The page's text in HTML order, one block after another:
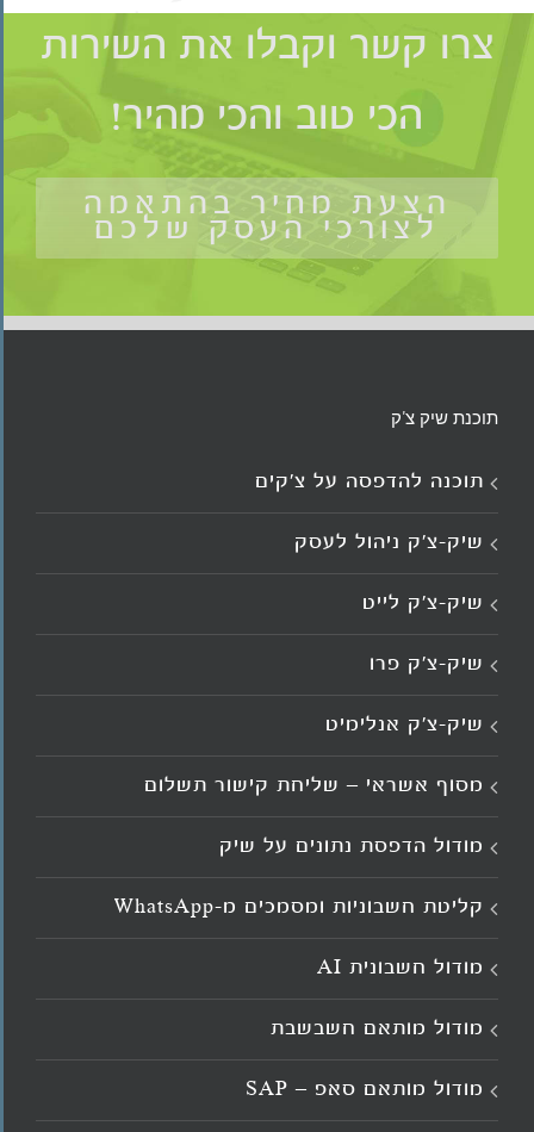
צרו קשר וקבלו את השירות
הכי טוב והכי מהיר!
הצעת מחיר בהתאמה
לצורכי העסק שלכם
תוכנת שיק צ'ק
תוכנה להדפסה על צ’קים
שיק-צ'ק ניהול לעסק
שיק-צ’ק לייט
שיק-צ’ק פרו
שיק-צ’ק אנלימיט
מסוף אשראי – שליחת קישור תשלום
מודול הדפסת נתונים על שיק
קליטת חשבוניות ומסמכים מ־WhatsApp
מודול חשבונית AI
מודול מותאם חשבשבת
מודול מותאם סאפ – SAP